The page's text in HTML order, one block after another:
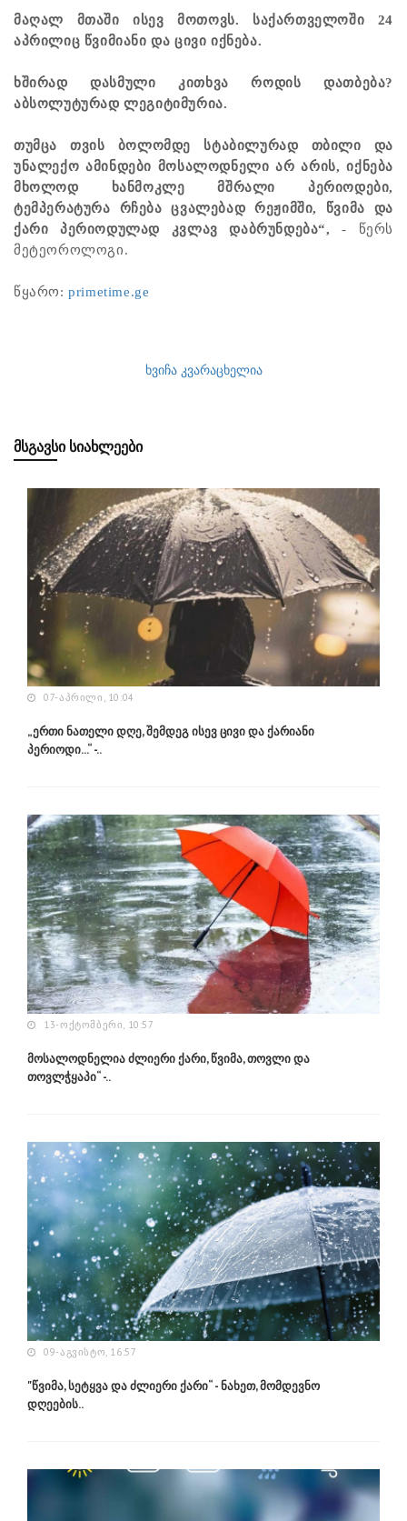
მაღალ მთაში ისევ მოთოვს. საქართველოში 24
აპრილიც წვიმიანი და ცივი იქნება.
ხშირად დასმული კითხვა როდის დათბება?
აბსოლუტურად ლეგიტიმურია.
თუმცა თვის ბოლომდე სტაბილურად თბილი და
უნალექო ამინდები მოსალოდნელი არ არის, იქნება
მხოლოდ ხანმოკლე მშრალი პერიოდები,
ტემპერატურა რჩება ცვალებად რეჟიმში, წვიმა და
ქარი პერიოდულად კვლავ დაბრუნდება“,- წერს
მეტეოროლოგი.
წყარო: ​primetime.ge
ხვიჩა კვარაცხელია
ᲛᲡᲒᲐᲕᲡᲘ ᲡᲘᲐᲮᲚᲔᲔᲑᲘ
07-ᲐᲞᲠᲘᲚᲘ, 10:04
„ერთი ნათელი დღე, შემდეგ ისევ ცივი და ქარიანი
პერიოდი...“ -..
13-ᲝᲥᲢᲝᲛᲑᲔᲠᲘ, 10:57
მოსალოდნელია ძლიერი ქარი, წვიმა, თოვლი და
თოვლჭყაპი“ -..
09-ᲐᲒᲕᲘᲡᲢᲝ, 16:57
"წვიმა, სეტყვა და ძლიერი ქარი“ - ნახეთ, მომდევნო
დღეების..